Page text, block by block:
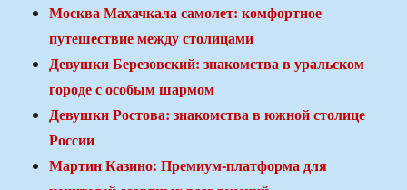
Москва Махачкала самолет: комфортное
путешествие между столицами
Девушки Березовский: знакомства в уральском
городе с особым шармом
Девушки Ростова: знакомства в южной столице
России
Мартин Казино: Премиум-платформа для